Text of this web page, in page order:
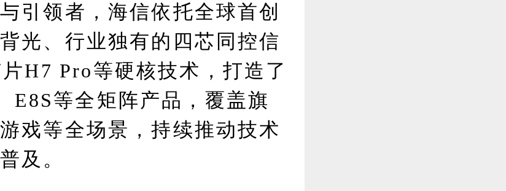
引领者，海信依托全球首创
光、行业独有的四芯同控信
H7 Pro等硬核技术，打造了
E8S等全矩阵产品，覆盖旗
戏等全场景，持续推动技术
及。